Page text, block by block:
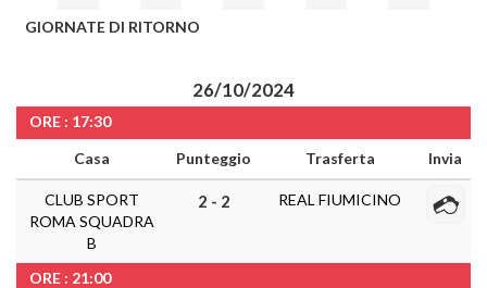
GIORNATE DI RITORNO
26/10/2024
ORE : 17:30
Casa
Punteggio Trasferta Invia
CLUB SPORT
ROMA SQUADRA
B
2 - 2 REAL FIUMICINO
ORE : 21:00